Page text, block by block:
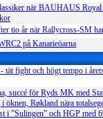
när BAUHAUS
tio år när Rallycross-SM
på Kanarieöarna
tät fight och högt tempo i
succé för Ryds MK med
öknen, Røkland nära
i ”Sulingen” och HGP med